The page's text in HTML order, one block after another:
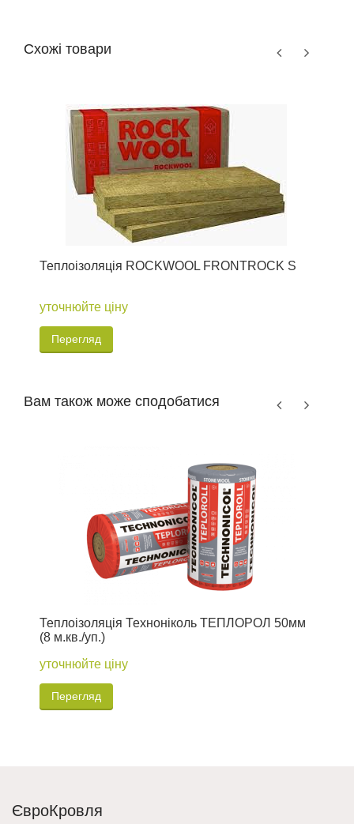
Схожі товари
Теплоізоляція ROCKWOOL FRONTROCK S
уточнюйте ціну
Перегляд
Вам також може сподобатися
Теплоізоляція Техноніколь ТЕПЛОРОЛ 50мм
(8 м.кв./уп.)
уточнюйте ціну
Перегляд
ЄвроКровля